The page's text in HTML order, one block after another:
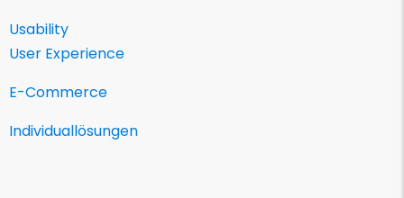
Usability
User Experience
E-Commerce
Individuallösungen